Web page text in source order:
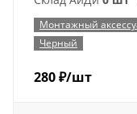
Монтажный
Черный
280₽/шт